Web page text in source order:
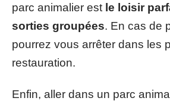
parc animalier est le loisir
sorties groupées. En cas de
pourrez vous arrêter dans les
restauration.
Enfin, aller dans un parc